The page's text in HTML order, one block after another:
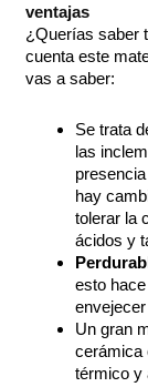
ventajas
¿Querías saber
cuenta este
vas a saber:
Se trata
las
hay
tolerar la
ácidos y
esto
Un gran
cerámica
térmico y